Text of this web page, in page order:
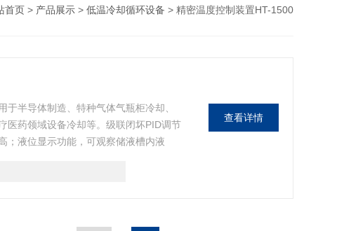
首页 > 产品展示 > 低温冷却循环设备 > 精密温度控制装置HT-1500
半导体制造、特种气体气瓶柜冷却、
医药领域设备冷却等。级联闭坏PID调节
；液位显示功能，可观察储液槽内液
查看详情